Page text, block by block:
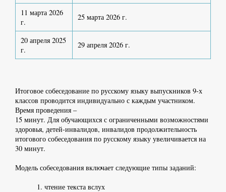
11 марта 2026
г.
25 марта 2026 г.
20 апреля 2025
г.
29 апреля 2026 г.
Итоговое собеседование по русскому языку выпускников 9-х
классов проводится индивидуально с каждым участником.
Время проведения –
15 минут. Для обучающихся с ограниченными возможностями
здоровья, детей-инвалидов, инвалидов продолжительность
итогового собеседования по русскому языку увеличивается на
30 минут.
Модель собеседования включает следующие типы заданий:
чтение текста вслух